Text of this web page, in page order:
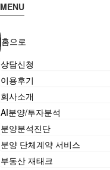
MENU
홈으로
상담신청
이용후기
회사소개
AI분양/투자분석
분양분석진단
분양 단체계약 서비스
부동산 재태크